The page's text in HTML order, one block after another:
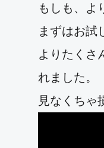
もしも、よ
まずはお試
よりたくさ
れました。
見なくちゃ